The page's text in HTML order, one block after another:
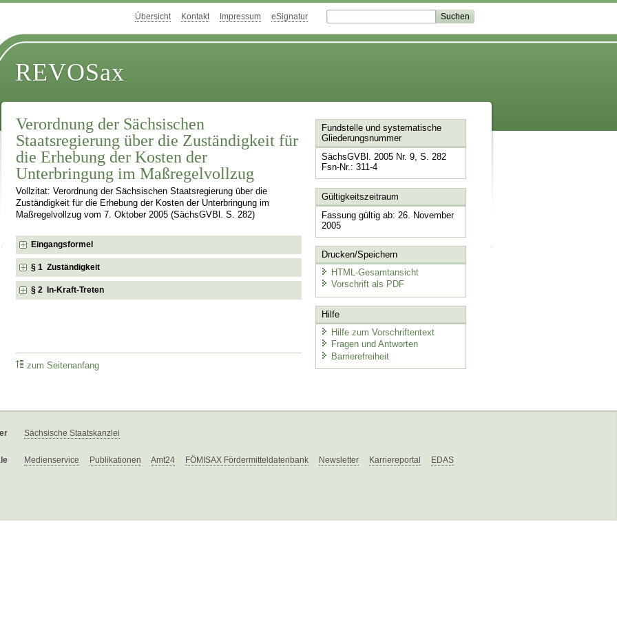
Übersicht Kontakt Impressum eSignatur
REVOSax
Verordnung der Sächsischen
Staatsregierung über die Zuständigkeit für
die Erhebung der Kosten der
Unterbringung im Maßregelvollzug
Vollzitat: Verordnung der Sächsischen Staatsregierung über die
Zuständigkeit für die Erhebung der Kosten der Unterbringung im
Maßregelvollzug vom 7. Oktober 2005 (SächsGVBl. S. 282)
Eingangsformel
§ 1 Zuständigkeit
§ 2 In-Kraft-Treten
zum Seitenanfang
Fundstelle und systematische
Gliederungsnummer
SächsGVBl. 2005 Nr. 9, S. 282
Fsn-Nr.: 311-4
Gültigkeitszeitraum
Fassung gültig ab: 26. November
2005
Drucken/Speichern
HTML-Gesamtansicht
Vorschrift als PDF
Hilfe
Hilfe zum Vorschriftentext
Fragen und Antworten
Barrierefreiheit
Sächsische Staatskanzlei
Medienservice Publikationen Amt24 FÖMISAX Fördermitteldatenbank Newsletter Karriereportal EDAS